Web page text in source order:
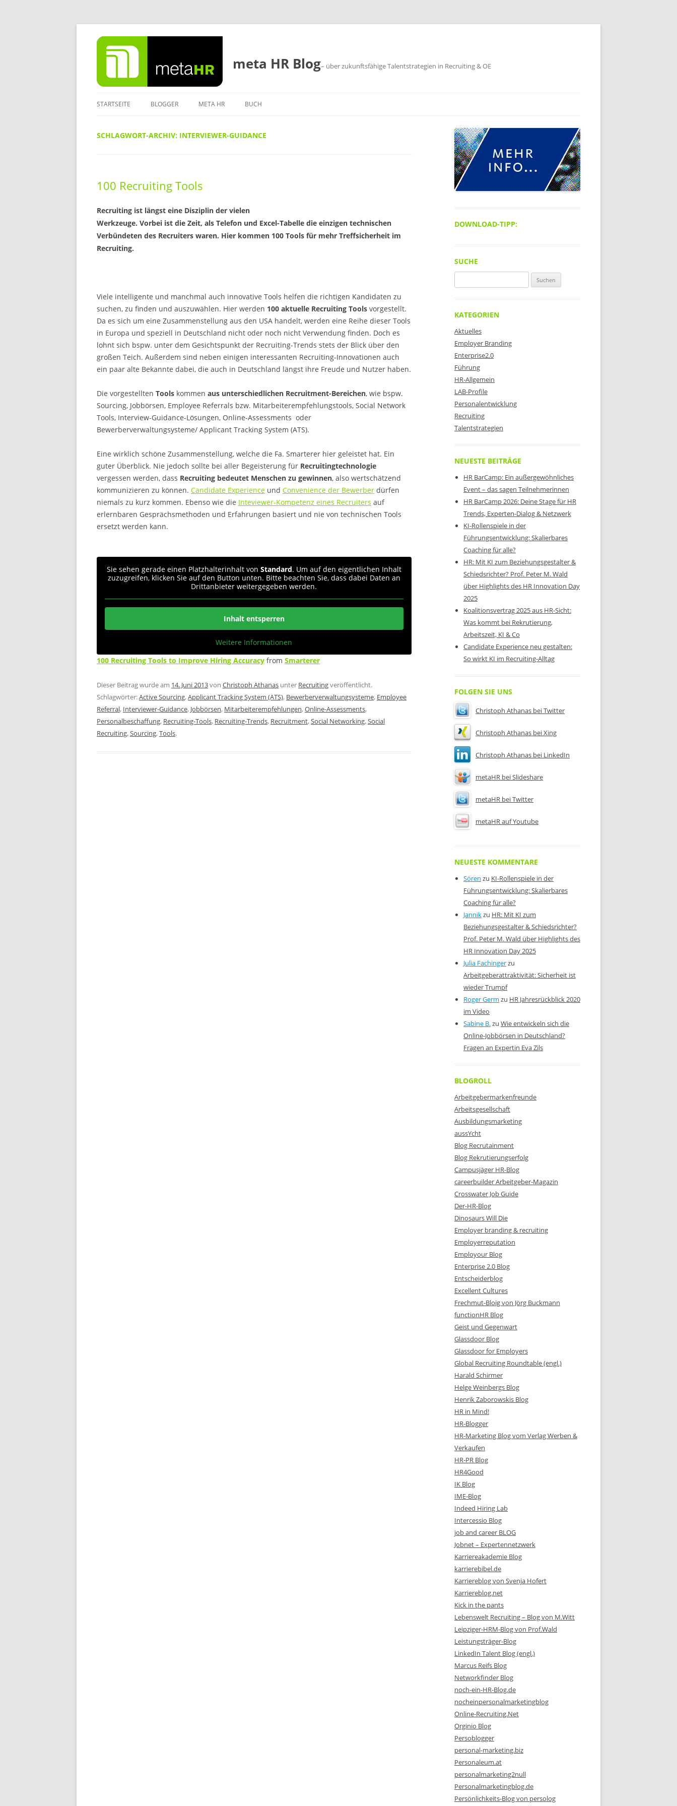
Zum
Inhalt
springen
meta HR Blog– über zukunftsfähige Talentstrategien in Recruiting & OE
STARTSEITE BLOGGER META HR BUCH
SCHLAGWORT-ARCHIV: INTERVIEWER-GUIDANCE
100 Recruiting Tools
Recruiting ist längst eine Disziplin der vielen
Werkzeuge. Vorbei ist die Zeit, als Telefon und Excel-Tabelle die einzigen technischen
Verbündeten des Recruiters waren. Hier kommen 100 Tools für mehr Treffsicherheit im
Recruiting.
Viele intelligente und manchmal auch innovative Tools helfen die richtigen Kandidaten zu
suchen, zu finden und auszuwählen. Hier werden 100 aktuelle Recruiting Tools vorgestellt.
Da es sich um eine Zusammenstellung aus den USA handelt, werden eine Reihe dieser Tools
in Europa und speziell in Deutschland nicht oder noch nicht Verwendung finden. Doch es
lohnt sich bspw. unter dem Gesichtspunkt der Recruiting-Trends stets der Blick über den
großen Teich. Außerdem sind neben einigen interessanten Recruiting-Innovationen auch
ein paar alte Bekannte dabei, die auch in Deutschland längst ihre Freude und Nutzer haben.
Die vorgestellten Tools kommen aus unterschiedlichen Recruitment-Bereichen, wie bspw.
Sourcing, Jobbörsen, Employee Referrals bzw. Mitarbeiterempfehlungstools, Social Network
Tools, Interview-Guidance-Lösungen, Online-Assessments oder
Bewerberverwaltungsysteme/ Applicant Tracking System (ATS).
Eine wirklich schöne Zusammenstellung, welche die Fa. Smarterer hier geleistet hat. Ein
guter Überblick. Nie jedoch sollte bei aller Begeisterung für Recruitingtechnologie
vergessen werden, dass Recruiting bedeutet Menschen zu gewinnen, also wertschätzend
kommunizieren zu können. Candidate Experience und Convenience der Bewerber dürfen
niemals zu kurz kommen. Ebenso wie die Inteviewer-Kompetenz eines Recruiters auf
erlernbaren Gesprächsmethoden und Erfahrungen basiert und nie von technischen Tools
ersetzt werden kann.
Sie sehen gerade einen Platzhalterinhalt von Standard. Um auf den eigentlichen Inhalt
zuzugreifen, klicken Sie auf den Button unten. Bitte beachten Sie, dass dabei Daten an
Drittanbieter weitergegeben werden.
Inhalt entsperren
Weitere Informationen
100 Recruiting Tools to Improve Hiring Accuracy from Smarterer
Dieser Beitrag wurde am 14. Juni 2013von Christoph Athanas unter Recruitingveröffentlicht.
Schlagwörter:Active Sourcing,Applicant Tracking System (ATS), Bewerberverwaltungsysteme, Employee
Referral, Interviewer-Guidance, Jobbörsen, Mitarbeiterempfehlungen,Online-Assessments,
Personalbeschaffung, Recruiting-Tools, Recruiting-Trends, Recruitment,Social Networking,Social
Recruiting,Sourcing,Tools.
DOWNLOAD-TIPP:
SUCHE
nach:
KATEGORIEN
Aktuelles
Employer Branding
Enterprise2.0
Führung
HR-Allgemein
LAB-Profile
Personalentwicklung
Recruiting
Talentstrategien
NEUESTE BEITRÄGE
HR BarCamp: Ein außergewöhnliches
Event – das sagen Teilnehmerinnen
HR BarCamp 2026: Deine Stage für HR
Trends, Experten-Dialog & Netzwerk
KI-Rollenspiele in der
Führungsentwicklung: Skalierbares
Coaching für alle?
HR: Mit KI zum Beziehungsgestalter &
Schiedsrichter? Prof. Peter M. Wald
über Highlights des HR Innovation Day
2025
Koalitionsvertrag 2025 aus HR-Sicht:
Was kommt bei Rekrutierung,
Arbeitszeit, KI & Co
Candidate Experience neu gestalten:
So wirkt KI im Recruiting-Alltag
FOLGEN SIE UNS
Christoph Athanas bei Twitter
Christoph Athanas bei Xing
Christoph Athanas bei LinkedIn
metaHR bei Slideshare
metaHR bei Twitter
metaHR auf Youtube
NEUESTE KOMMENTARE
Sören zu KI-Rollenspiele in der
Führungsentwicklung: Skalierbares
Coaching für alle?
Jannikzu HR: Mit KI zum
Beziehungsgestalter & Schiedsrichter?
Prof. Peter M. Wald über Highlights des
HR Innovation Day 2025
Julia Fachingerzu
Arbeitgeberattraktivität: Sicherheit ist
wieder Trumpf
Roger Germ zu HR Jahresrückblick 2020
im Video
Sabine B.zu Wie entwickeln sich die
Online-Jobbörsen in Deutschland?
Fragen an Expertin Eva Zils
BLOGROLL
Arbeitgebermarkenfreunde
Arbeitsgesellschaft
Ausbildungsmarketing
aussYcht
Blog Recrutainment
Blog Rekrutierungserfolg
Campusjäger HR-Blog
careerbuilder Arbeitgeber-Magazin
Crosswater Job Guide
Der-HR-Blog
Dinosaurs Will Die
Employer branding & recruiting
Employerreputation
Employour Blog
Enterprise 2.0 Blog
Entscheiderblog
Excellent Cultures
Frechmut-Bloig von Jörg Buckmann
functionHR Blog
Geist und Gegenwart
Glassdoor Blog
Glassdoor for Employers
Global Recruiting Roundtable (engl.)
Harald Schirmer
Helge Weinbergs Blog
Henrik Zaborowskis Blog
HR in Mind!
HR-Blogger
HR-Marketing Blog vom Verlag Werben &
Verkaufen
HR-PR Blog
HR4Good
IK Blog
IME-Blog
Indeed Hiring Lab
Intercessio Blog
job and career BLOG
Jobnet – Expertennetzwerk
Karriereakademie Blog
karrierebibel.de
Karriereblog von Svenja Hofert
Karriereblog.net
Kick in the pants
Lebenswelt Recruiting – Blog von M.Witt
Leipziger-HRM-Blog von Prof.Wald
Leistungsträger-Blog
LinkedIn Talent Blog (engl.)
Marcus Reifs Blog
Networkfinder Blog
noch-ein-HR-Blog.de
nocheinpersonalmarketingblog
Online-Recruiting.Net
Orginio Blog
Persoblogger
personal-marketing.biz
Personaleum.at
personalmarketing2null
Personalmarketingblog.de
Persönlichkeits-Blog von persolog